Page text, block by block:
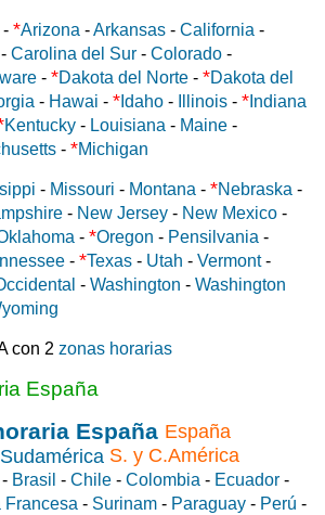
- *Arizona -Arkansas - California -
- Carolina del Sur - Colorado -
- *Dakota del Norte - *Dakota del
- Hawai - * Idaho - Illinois - * Indiana
Kentucky - Louisiana - Maine -
- *Michigan
- Missouri - Montana - *Nebraska -
- New Jersey - New Mexico -
- *Oregon - Pensilvania -
- *Texas - Utah - Vermont-
- Washington - Washington
con 2 zonas horarias
España
España
S. y C.América
- Brasil - Chile - Colombia - Ecuador -
Francesa - Surinam - Paraguay - Perú -